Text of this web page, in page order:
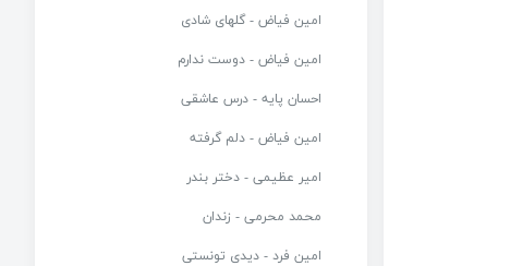
امین فیاض - گلهای شادی
امین فیاض - دوست ندارم
احسان پایه - درس عاشقی
امین فیاض - دلم گرفته
امیر عظیمی - دختر بندر
محمد محرمی - زندان
امین فرد - دیدی تونستی